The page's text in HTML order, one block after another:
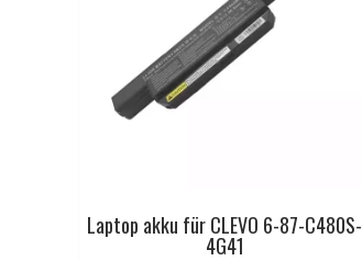
Laptop akku für CLEVO 6-87-C480S-
4G41